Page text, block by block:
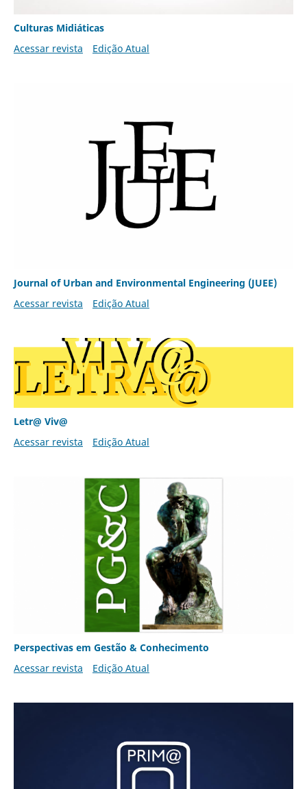
Culturas Midiáticas
Acessar revista
Edição Atual
Journal of Urban and Environmental Engineering (JUEE)
Acessar revista
Edição Atual
Letr@ Viv@
Acessar revista
Edição Atual
Perspectivas em Gestão & Conhecimento
Acessar revista
Edição Atual